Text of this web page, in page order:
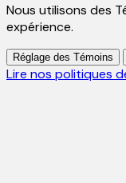
Nous utilisons des
expérience.
Réglage des Témoins
Lire nos politiques